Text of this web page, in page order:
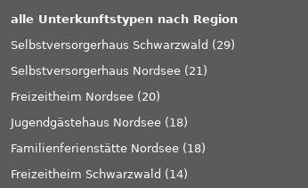
alle Unterkunftstypen nach Region
Selbstversorgerhaus Schwarzwald (29)
Selbstversorgerhaus Nordsee (21)
Freizeitheim Nordsee (20)
Jugendgästehaus Nordsee (18)
Familienferienstätte Nordsee (18)
Freizeitheim Schwarzwald (14)